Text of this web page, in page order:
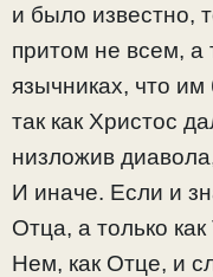
и было известно,
притом не всем, а
язычниках, что
так как Христос
низложив
И иначе. Если и
Отца, а только
Нем, как Отце, и